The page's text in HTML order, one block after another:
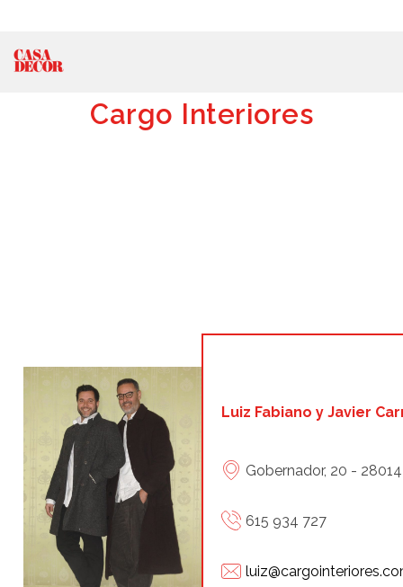
Cargo Interiores
Luiz Fabiano y Javier
Gobernador, 20 -
615 934 727